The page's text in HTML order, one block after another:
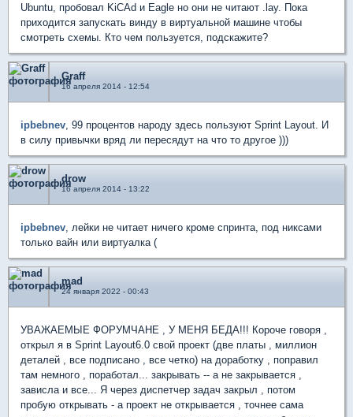
Ubuntu, пробовал KiCAd и Eagle но они не читают .lay. Пока
приходится запускать винду в виртуальной машине чтобы
смотреть схемы. Кто чем пользуется, подскажите?
Graff
16 апреля 2014 - 12:54
ipbebnev, 99 процентов народу здесь пользуют Sprint Layout. И
в силу привычки вряд ли пересядут на что то другое )))
drow
16 апреля 2014 - 13:22
ipbebnev, лейки не читает ничего кроме спринта, под никсами
только вайн или виртуалка (
mad
24 января 2022 - 00:43
УВАЖАЕМЫЕ ФОРУМЧАНЕ , У МЕНЯ БЕДА!!! Короче говоря ,
открыл я в Sprint Layout6.0 свой проект (две платы , миллион
деталей , все подписано , все четко) на доработку , поправил
там немного , поработал... закрывать -- а не закрывается ,
зависла и все... Я через диспетчер задач закрыл , потом
пробую открывать - а проект не открывается , точнее сама